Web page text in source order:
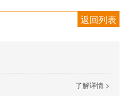
返回列表
了解详情 >